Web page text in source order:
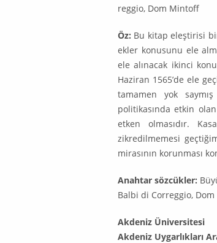
reggio, Dom Mintoff
Öz: Bu kitap eleştirisi
ekler konusunu ele
ele alınacak ikinci
Haziran 1565’de ele
tamamen yok saymış
politikasında etkin
etken olmasıdır.
zikredilmemesi
mirasının korunması
Anahtar sözcükler:
Bal­bi di Correggio,
Akdeniz Üniversitesi
Akdeniz Uygarlıkları